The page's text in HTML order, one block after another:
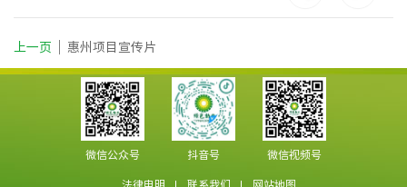
上一页 惠州项目宣传片
微信公众号 抖音号 微信视频号
法律申明 联系我们 网站地图